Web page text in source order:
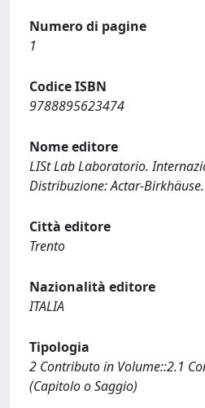
Numero di pagine
1
Codice ISBN
9788895623474
Nome editore
LISt Lab Laboratorio.
Distribuzione: Actar-Birkhäuse.
Città editore
Trento
Nazionalità editore
ITALIA
Tipologia
2 Contributo in Volume::2.1
(Capitolo o Saggio)